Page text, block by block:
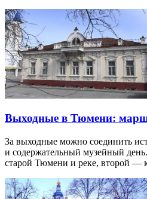
Выходные в Тюмени:
За выходные можно соединить
и содержательный музейный
старой Тюмени и реке, второй —